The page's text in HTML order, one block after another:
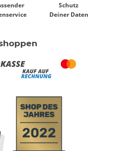
Schutz
Deiner Daten